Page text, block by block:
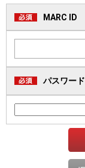
MARC ID
パスワード